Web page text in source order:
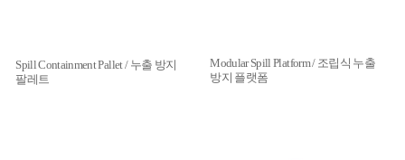
Spill Containment Pallet / 누출 방지
팔레트
Modular Spill Platform / 조립식 누출
방지 플랫폼